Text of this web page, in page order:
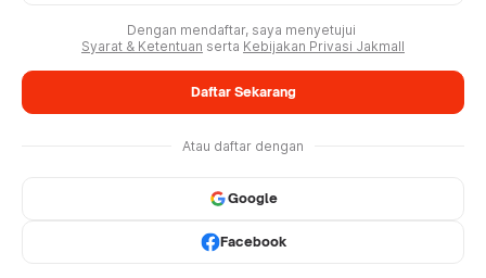
Dengan mendaftar, saya menyetujui
Syarat & Ketentuan serta Kebijakan Privasi Jakmall
Daftar Sekarang
Atau daftar dengan
Google
Facebook